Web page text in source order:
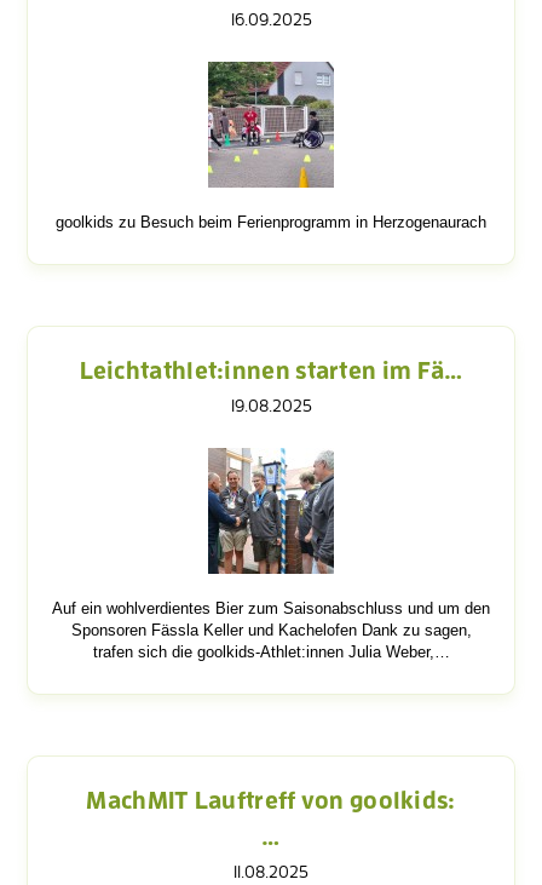
16.09.2025
goolkids zu Besuch beim Ferienprogramm in Herzogenaurach
Leichtathlet:innen starten im Fä…
19.08.2025
Auf ein wohlverdientes Bier zum Saisonabschluss und um den
Sponsoren Fässla Keller und Kachelofen Dank zu sagen,
trafen sich die goolkids-Athlet:innen Julia Weber,…
MachMIT Lauftreff von goolkids:
…
11.08.2025